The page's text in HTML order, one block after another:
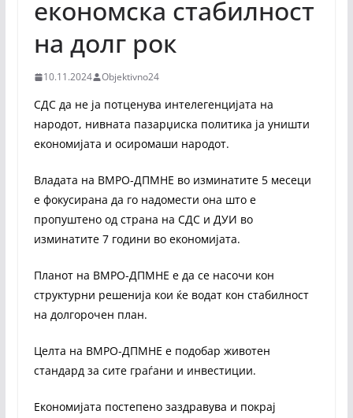
економска стабилност
на долг рок
10.11.2024 Objektivno24
СДС да не ја потценува интелегенцијата на
народот, нивната пазарџиска политика ја уништи
економијата и осиромаши народот.
Владата на ВМРО-ДПМНЕ во изминатите 5 месеци
е фокусирана да го надомести она што е
пропуштено од страна на СДС и ДУИ во
изминатите 7 години во економијата.
Планот на ВМРО-ДПМНЕ е да се насочи кон
структурни решенија кои ќе водат кон стабилност
на долгорочен план.
Целта на ВМРО-ДПМНЕ е подобар животен
стандард за сите граѓани и инвестиции.
Економијата постепено заздравува и покрај